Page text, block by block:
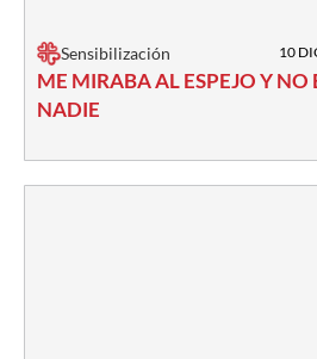
Sensibilización 10
ME MIRABA AL ESPEJO Y
NADIE